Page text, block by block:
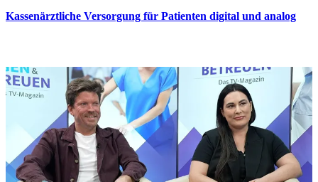
Kassenärztliche Versorgung für Patienten digital und analog